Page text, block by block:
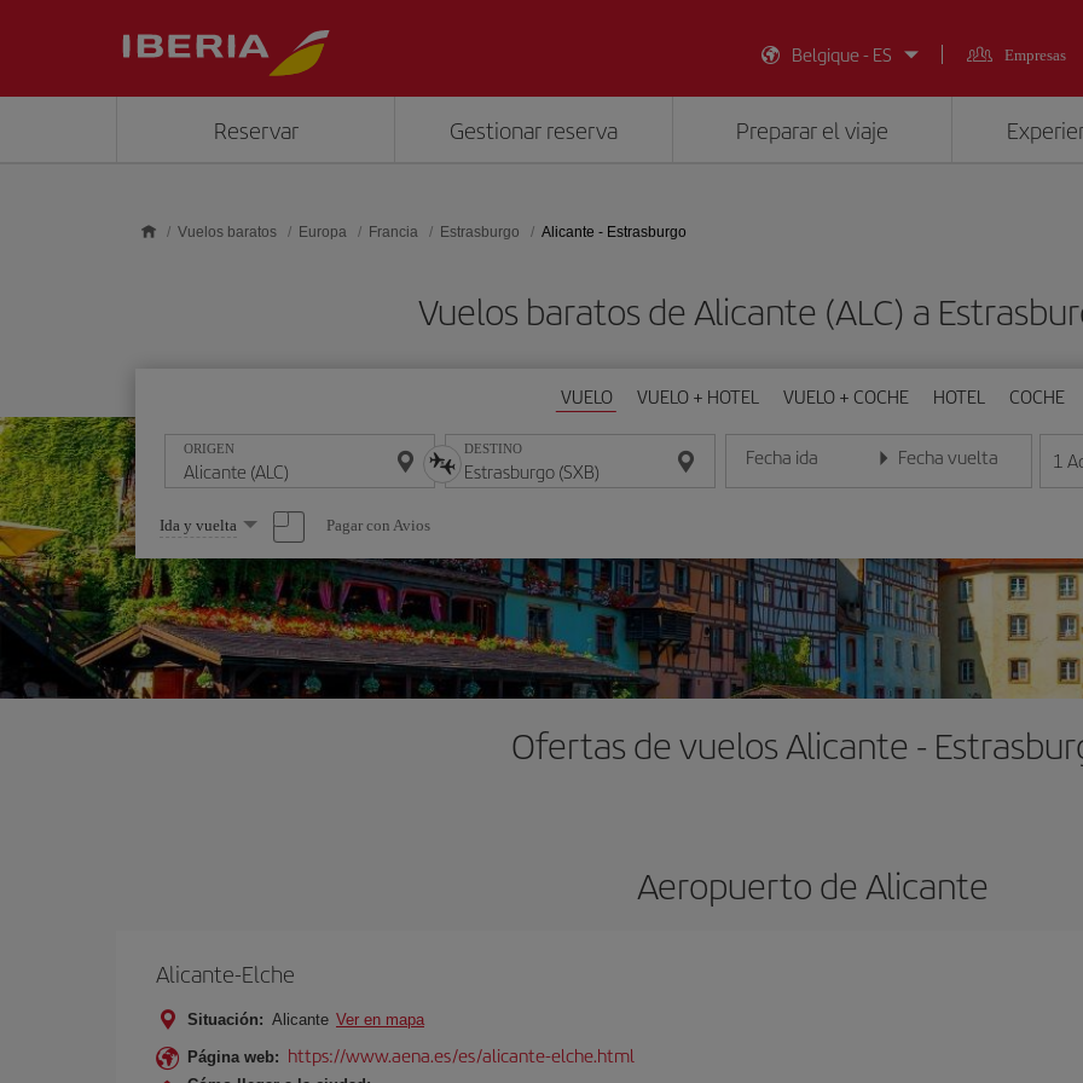
Belgique - ES
Empresas
Reservar Gestionar reserva Preparar el viaje
Vuelos baratos Europa Francia Estrasburgo Alicante - Estrasburgo
Vuelos baratos de Alicante (ALC) a
VUELO VUELO + HOTEL VUELO + COCHE HOTEL COCHE
ORIGEN DESTINO Fecha ida
Introduce la fecha en formato día/mes/año
Fecha vuelta
Introduce la fecha en 1
Seleccione
una
opción
Ida y vuelta Pagar con Avios
Ofertas de vuelos Alicante -
Aeropuerto de Alicante
Alicante-Elche
Situación: Alicante Ver en mapa
Página web: https://www.aena.es/es/alicante-elche.html